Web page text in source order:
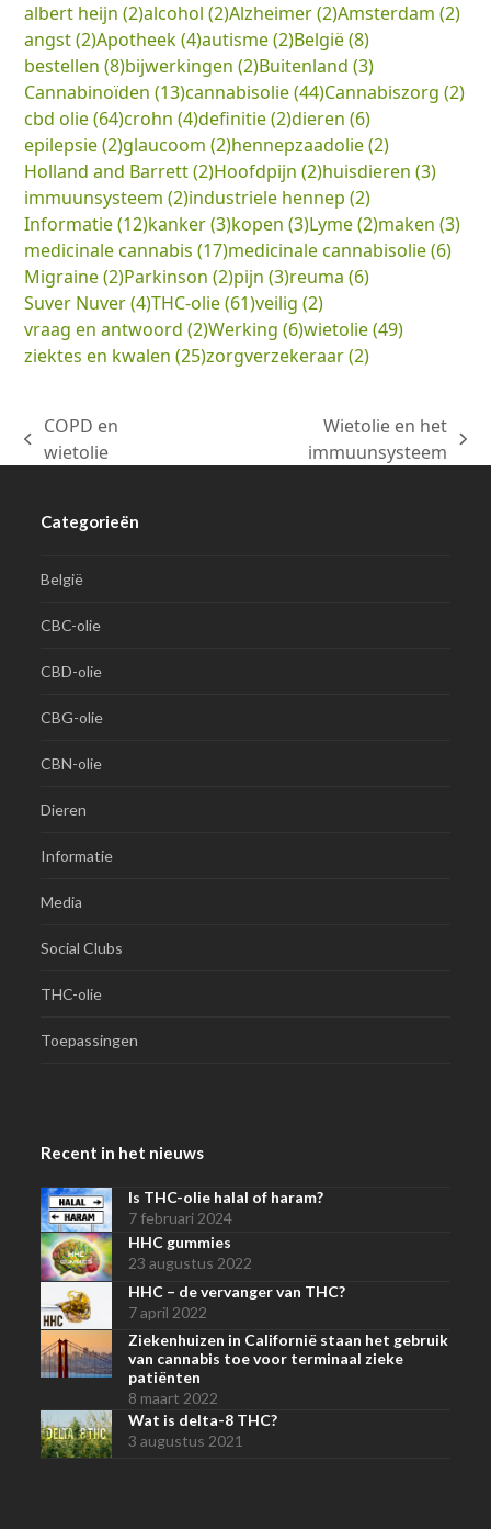
albert heijn (2)alcohol (2)Alzheimer(2)Amsterdam (2)
angst(2)Apotheek(4)autisme(2)België(8)
bestellen (8)bijwerkingen (2)Buitenland (3)
Cannabinoïden (13)cannabisolie(44)Cannabiszorg (2)
cbd olie(64)crohn (4)definitie(2)dieren (6)
epilepsie(2)glaucoom (2)hennepzaadolie(2)
Holland and Barrett(2)Hoofdpijn (2)huisdieren (3)
immuunsysteem (2)industriele hennep (2)
Informatie(12)kanker(3)kopen (3)Lyme(2)maken (3)
medicinale cannabis (17)medicinale cannabisolie(6)
Migraine(2)Parkinson (2)pijn (3)reuma (6)
Suver Nuver(4)THC-olie(61)veilig (2)
vraag en antwoord (2)Werking (6)wietolie(49)
ziektes en kwalen (25)zorgverzekeraar(2)
previous
COPD en
wietolie
Wietolie en het
immuunsysteem
Categorieën
België
CBC-olie
CBD-olie
CBG-olie
CBN-olie
Dieren
Informatie
Media
Social Clubs
THC-olie
Toepassingen
Recent in het nieuws
Is THC-olie halal of haram?
7 februari 2024
HHC gummies
23 augustus 2022
HHC – de vervanger van THC?
7 april 2022
Ziekenhuizen in Californië staan het gebruik
van cannabis toe voor terminaal zieke
patiënten
8 maart 2022
Wat is delta-8 THC?
3 augustus 2021